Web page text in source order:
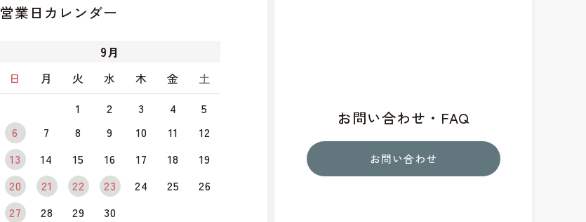
お問い合わせ・FAQ
お問い合わせ
営業日カレンダー
9月
日
月 火 水 木 金
土
1
2 3 4
5
6
7 8 9 10 11
12
13
14 15 16 17 18
19
20
21 22 23 24 25
26
27
28 29 30